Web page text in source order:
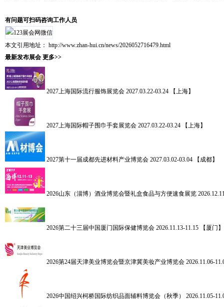
有问题可扫码咨询工作人员
本文引用地址： http://www.zhan-hui.cn/news/2026052716479.html
最新发布展会 更多>>
2027上海国际流行服饰展览会 2027.03.22-03.24 【上海】
2027上海国际帽子围巾手套展览会 2027.03.22-03.24 【上海】
2027第十一届成都先进材料产业博览会 2027.03.02-03.04 【成都】
2026山东（淄博）酒业博览会暨礼盒食品与方便速食展览
2026第二十三届中国厦门国际保健博览会 2026.11.13-11.15 【厦门】
2026第24届天津美业博览会暨京津冀美妆产业博览会 2026.11.06-
2026中国绍兴柯桥国际纺织品面辅料博览会（秋季） 2026.11.05-